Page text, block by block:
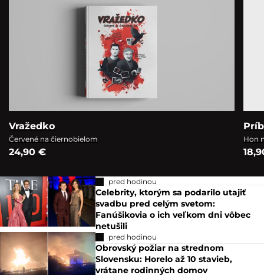
Vražedko
Červené na čiernobielom
24,90 €
Hon
pred hodinou
Celebrity, ktorým sa podarilo utajiť
svadbu pred celým svetom:
Fanúšikovia o ich veľkom dni vôbec
netušili
pred hodinou
Obrovský požiar na strednom
Slovensku: Horelo až 10 stavieb,
vrátane rodinných domov